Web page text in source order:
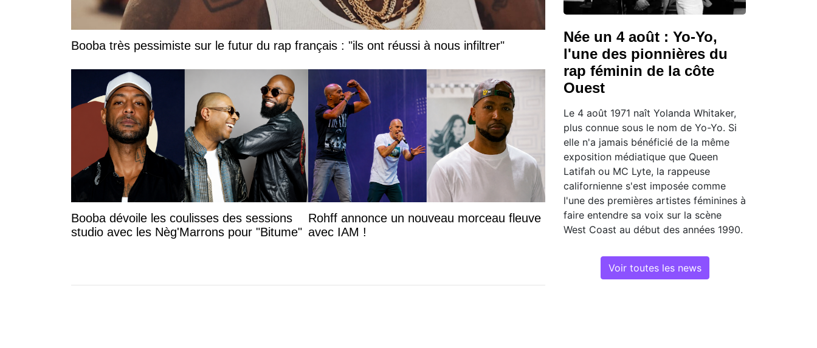
Booba très pessimiste sur le futur du rap français : "ils ont réussi à nous infiltrer"
Booba dévoile les coulisses des sessions
studio avec les Nèg'Marrons pour "Bitume"
Rohff annonce un nouveau morceau fleuve
avec IAM !
Née un 4 août : Yo-Yo,
l'une des pionnières du
rap féminin de la côte
Ouest
Le 4 août 1971 naît Yolanda Whitaker,
plus connue sous le nom de Yo-Yo. Si
elle n'a jamais bénéficié de la même
exposition médiatique que Queen
Latifah ou MC Lyte, la rappeuse
californienne s'est imposée comme
l'une des premières artistes féminines à
faire entendre sa voix sur la scène
West Coast au début des années 1990.
Voir toutes les news